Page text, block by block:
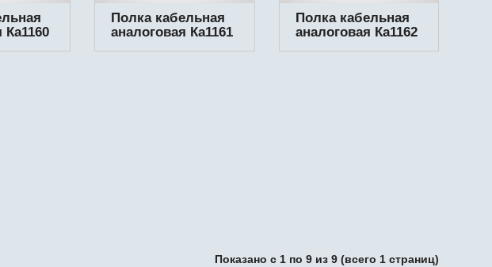
Ка1160
Полка кабельная
аналоговая Ка1161
Полка кабельная
аналоговая Ка1162
Показано с 1 по 9 из 9 (всего 1 страниц)